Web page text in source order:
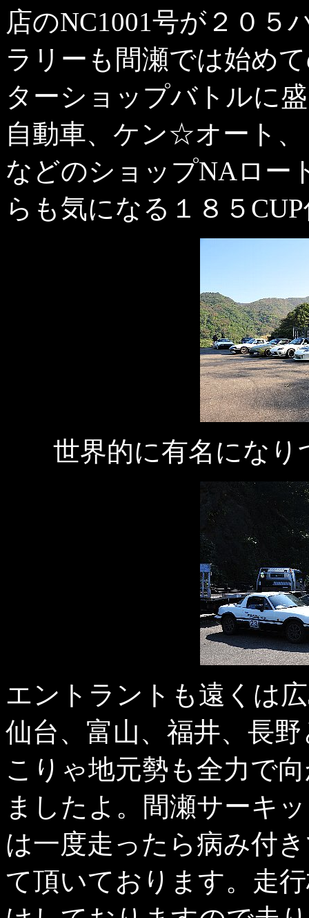
店のNC1001号が２０５
ラリーも間瀬では始め
ターショップバトルに
自動車、ケン☆オート
などのショップNAロー
らも気になる１８５
世界的に有名になり
エントラントも遠くは
仙台、富山、福井、長
こりゃ地元勢も全力で
ましたよ。間瀬サーキ
は一度走ったら病み付
て頂いております。走